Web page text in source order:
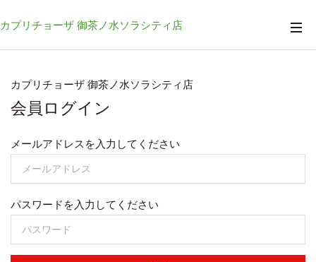
カプリチョーザ 御茶ノ水ソラシティ店
カプリチョーザ 御茶ノ水ソラシティ店
会員ログイン
メールアドレスを入力してください
パスワードを入力してください